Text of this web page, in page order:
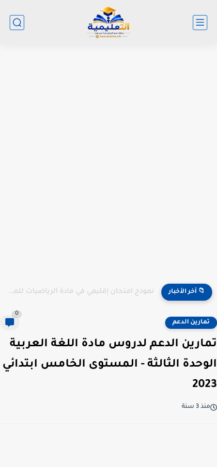
📁 آخر الأخبار نموذج امتحان إقليمي في مادة الرياضيات للمستوى السادس ابتدائي...
تمارين الدعم
0
تمارين الدعم لدروس مادة اللغة العربية
الوحدة الثالثة - المستوى الخامس ابتدائي
2023
منذ 3 سنة